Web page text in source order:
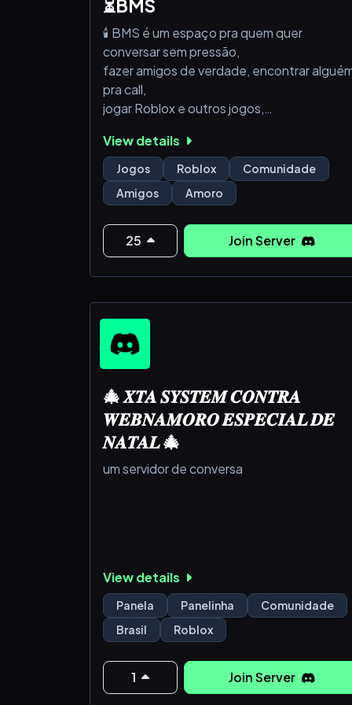
⏳BMS
🕯️ BMS é um espaço pra quem quer
conversar sem pressão,
fazer amigos de verdade, encontrar
pra call,
jogar Roblox e outros jogos,
Aqui o clima é leve, o caos é opcional
e cada pessoa escolhe a própria vibe.
Chega, fala, fica. 💬🎮💞
View details
Jogos Roblox
Comunidade
Amigos
Amoro
25 Join Server
🎄 𝑿𝑻𝑨 𝑺𝒀𝑺𝑻𝑬𝑴 𝑪𝑶𝑵𝑻𝑹𝑨
𝑾𝑬𝑩𝑵𝑨𝑴𝑶𝑹𝑶 𝑬𝑺𝑷𝑬𝑪𝑰𝑨𝑳 𝑫𝑬
𝑵𝑨𝑻𝑨𝑳 🎄
um servidor de conversa
View details
Panela Panelinha
Comunidade
Brasil
Roblox
1 Join Server